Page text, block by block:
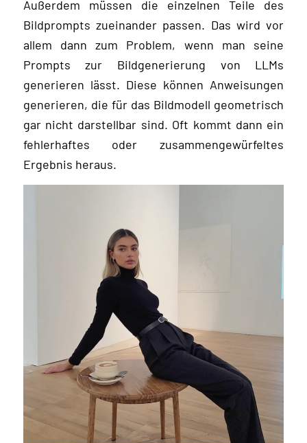
Außerdem müssen die einzelnen Teile des
Bildprompts zueinander passen. Das wird vor
allem dann zum Problem, wenn man seine
Prompts zur Bildgenerierung von LLMs
generieren lässt. Diese können Anweisungen
generieren, die für das Bildmodell geometrisch
gar nicht darstellbar sind. Oft kommt dann ein
fehlerhaftes oder zusammengewürfeltes
Ergebnis heraus.